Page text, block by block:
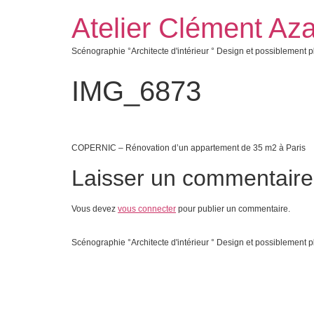
Atelier Clément
Scénographie °Architecte d'intérieur ° Design et possiblement
IMG_6873
COPERNIC – Rénovation d’un appartement de 35 m2 à Paris
Laisser un commentaire
Vous devez vous connecter pour publier un commentaire.
Scénographie °Architecte d'intérieur ° Design et possiblement